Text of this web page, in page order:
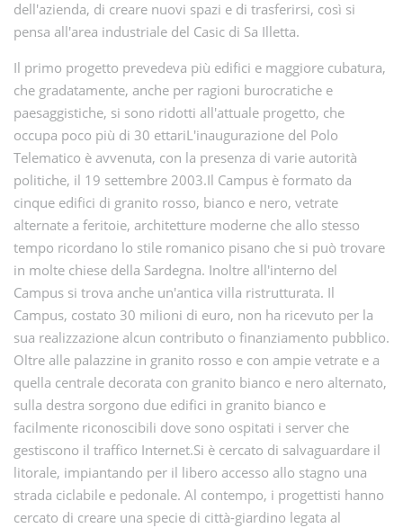
dell'azienda, di creare nuovi spazi e di trasferirsi, così si
pensa all'area industriale del Casic di Sa Illetta.
Il primo progetto prevedeva più edifici e maggiore cubatura,
che gradatamente, anche per ragioni burocratiche e
paesaggistiche, si sono ridotti all'attuale progetto, che
occupa poco più di 30 ettariL'inaugurazione del Polo
Telematico è avvenuta, con la presenza di varie autorità
politiche, il 19 settembre 2003.Il Campus è formato da
cinque edifici di granito rosso, bianco e nero, vetrate
alternate a feritoie, architetture moderne che allo stesso
tempo ricordano lo stile romanico pisano che si può trovare
in molte chiese della Sardegna. Inoltre all'interno del
Campus si trova anche un'antica villa ristrutturata. Il
Campus, costato 30 milioni di euro, non ha ricevuto per la
sua realizzazione alcun contributo o finanziamento pubblico.
Oltre alle palazzine in granito rosso e con ampie vetrate e a
quella centrale decorata con granito bianco e nero alternato,
sulla destra sorgono due edifici in granito bianco e
facilmente riconoscibili dove sono ospitati i server che
gestiscono il traffico Internet.Si è cercato di salvaguardare il
litorale, impiantando per il libero accesso allo stagno una
strada ciclabile e pedonale. Al contempo, i progettisti hanno
cercato di creare una specie di città-giardino legata al